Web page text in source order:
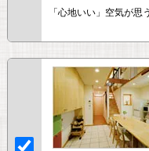
「心地いい」空気が